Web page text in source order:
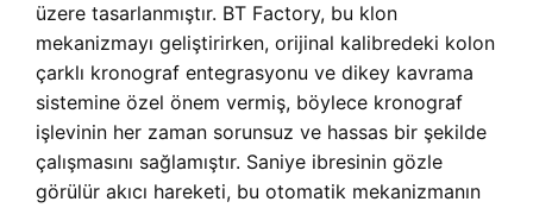
üzere tasarlanmıştır. BT Factory, bu klon
mekanizmayı geliştirirken, orijinal kalibredeki kolon
çarklı kronograf entegrasyonu ve dikey kavrama
sistemine özel önem vermiş, böylece kronograf
işlevinin her zaman sorunsuz ve hassas bir şekilde
çalışmasını sağlamıştır. Saniye ibresinin gözle
görülür akıcı hareketi, bu otomatik mekanizmanın